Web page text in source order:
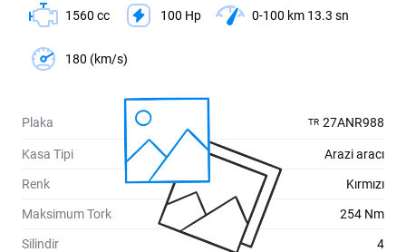
1560 cc 100 Hp 0-100 km 13.3 sn
180 (km/s)
Plaka TR 27ANR988
Kasa Tipi Arazi aracı
Renk Kırmızı
Maksimum Tork 254 Nm
Silindir 4